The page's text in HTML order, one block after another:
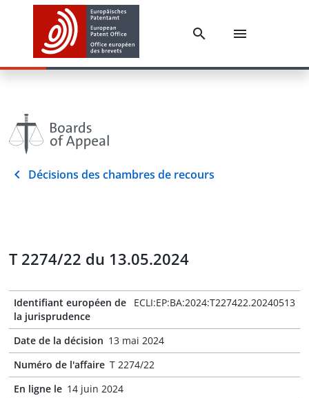
Décisions des chambres de recours
T 2274/22 du 13.05.2024
Identifiant européen de
la jurisprudence
ECLI:EP:BA:2024:T227422.20240513
Date de la décision 13 mai 2024
Numéro de l'affaire T 2274/22
En ligne le 14 juin 2024